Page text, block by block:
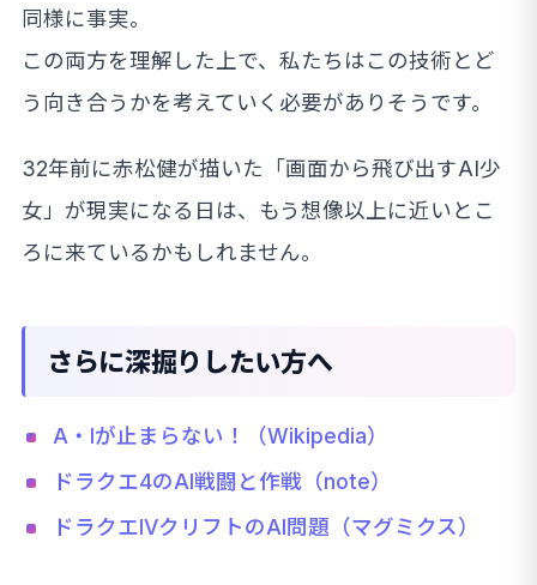
同様に事実。
この両方を理解した上で、私たちはこの技術とど
う向き合うかを考えていく必要がありそうです。
32年前に赤松健が描いた「画面から飛び出すAI少
女」が現実になる日は、もう想像以上に近いとこ
ろに来ているかもしれません。
さらに深掘りしたい方へ
A・Iが止まらない！（Wikipedia）
ドラクエ4のAI戦闘と作戦（note）
ドラクエIVクリフトのAI問題（マグミクス）